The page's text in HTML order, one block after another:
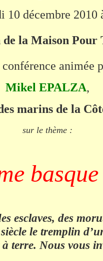
10 décembre 2010
de la Maison
conférence animée
Mikel EPALZA,
marins de la
sur le thème :
esclaves, des
le tremplin
terre. Nous